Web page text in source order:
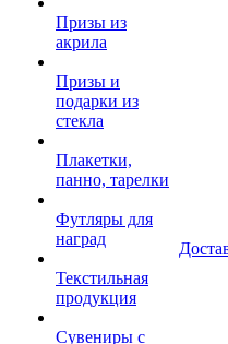
Призы из
акрила
Призы и
подарки из
стекла
Плакетки,
панно, тарелки
Футляры для
наград
Текстильная
продукция
Сувениры с